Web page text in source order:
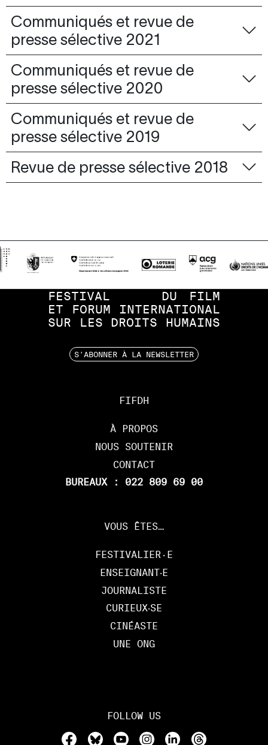
Communiqués et revue de
presse sélective 2021
Communiqués et revue de
presse sélective 2020
Communiqués et revue de
presse sélective 2019
Revue de presse sélective 2018
FIFDH
À PROPOS
NOUS SOUTENIR
CONTACT
BUREAUX : 022 809 69 00
FESTIVAL DU
FILM
ET
FORUM
INTERNATIONAL
SUR
LES DROITS HUMAINS
S'ABONNER À LA NEWSLETTER
VOUS ÊTES…
FESTIVALIER·E
ENSEIGNANT‧E
JOURNALISTE
CURIEUX‧SE
CINÉASTE
UNE ONG
FOLLOW US